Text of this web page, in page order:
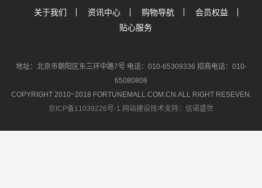
关于我们 资讯中心 购物导航
会员权益
贴心服务
地址：北京市朝阳区东三环中路7号 电话：010-65309336 招商电话：010-
65080808
COPYRIGHT 2010~2018 FORTUNEMALL.COM.CN.ALL RIGHT RESEVEN.
京ICP备11039226号-1 网站建设技术支持：信诺盛世